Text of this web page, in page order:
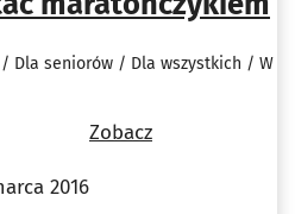
Dla seniorów / Dla wszystkich / W
2016
Zobacz